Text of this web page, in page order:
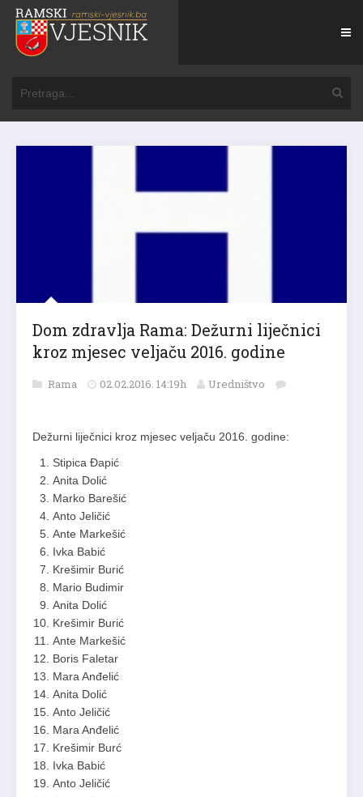
Dom zdravlja Rama: Dežurni liječnici
kroz mjesec veljaču 2016. godine
Rama 02.02.2016. 14:19h Uredništvo
Dežurni liječnici kroz mjesec veljaču 2016. godine:
Stipica Đapić
Anita Dolić
Marko Barešić
Anto Jeličić
Ante Markešić
Ivka Babić
Krešimir Burić
Mario Budimir
Anita Dolić
Krešimir Burić
Ante Markešić
Boris Faletar
Mara Anđelić
Anita Dolić
Anto Jeličić
Mara Anđelić
Krešimir Burć
Ivka Babić
Anto Jeličić